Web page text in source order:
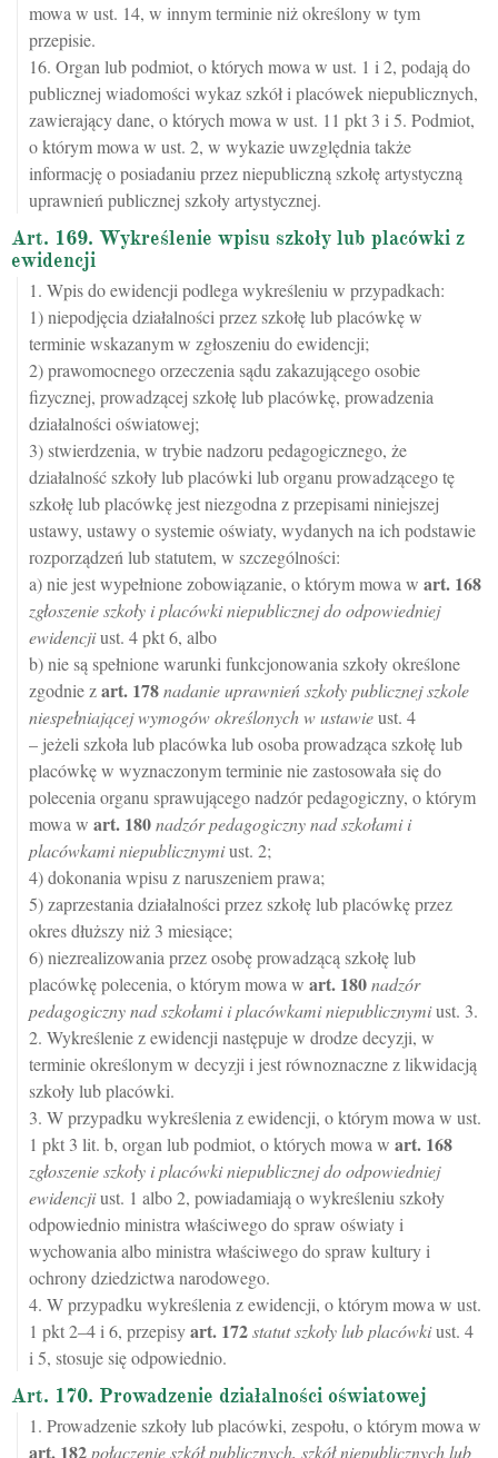
mowa w ust. 14, w innym terminie niż określony w tym
przepisie.
16. Organ lub podmiot, o których mowa w ust. 1 i 2, podają do
publicznej wiadomości wykaz szkół i placówek niepublicznych,
zawierający dane, o których mowa w ust. 11 pkt 3 i 5. Podmiot,
o którym mowa w ust. 2, w wykazie uwzględnia także
informację o posiadaniu przez niepubliczną szkołę artystyczną
uprawnień publicznej szkoły artystycznej.
Art. 169. Wykreślenie wpisu szkoły lub placówki z
ewidencji
1. Wpis do ewidencji podlega wykreśleniu w przypadkach:
1) niepodjęcia działalności przez szkołę lub placówkę w
terminie wskazanym w zgłoszeniu do ewidencji;
2) prawomocnego orzeczenia sądu zakazującego osobie
fizycznej, prowadzącej szkołę lub placówkę, prowadzenia
działalności oświatowej;
3) stwierdzenia, w trybie nadzoru pedagogicznego, że
działalność szkoły lub placówki lub organu prowadzącego tę
szkołę lub placówkę jest niezgodna z przepisami niniejszej
ustawy, ustawy o systemie oświaty, wydanych na ich podstawie
rozporządzeń lub statutem, w szczególności:
a) nie jest wypełnione zobowiązanie, o którym mowa w art. 168
zgłoszenie szkoły i placówki niepublicznej do odpowiedniej
ewidencjiust. 4 pkt 6, albo
b) nie są spełnione warunki funkcjonowania szkoły określone
zgodnie zart. 178nadanie uprawnień szkoły publicznej szkole
niespełniającej wymogów określonych w ustawieust. 4
– jeżeli szkoła lub placówka lub osoba prowadząca szkołę lub
placówkę w wyznaczonym terminie nie zastosowała się do
polecenia organu sprawującego nadzór pedagogiczny, o którym
mowa w art. 180nadzór pedagogiczny nad szkołami i
placówkami niepublicznymiust. 2;
4) dokonania wpisu z naruszeniem prawa;
5) zaprzestania działalności przez szkołę lub placówkę przez
okres dłuższy niż 3 miesiące;
6) niezrealizowania przez osobę prowadzącą szkołę lub
placówkę polecenia, o którym mowa w art. 180nadzór
pedagogiczny nad szkołami i placówkami niepublicznymiust. 3.
2. Wykreślenie z ewidencji następuje w drodze decyzji, w
terminie określonym w decyzji i jest równoznaczne z likwidacją
szkoły lub placówki.
3. W przypadku wykreślenia z ewidencji, o którym mowa w ust.
1 pkt 3 lit. b, organ lub podmiot, o których mowa w art. 168
zgłoszenie szkoły i placówki niepublicznej do odpowiedniej
ewidencjiust. 1 albo 2, powiadamiają o wykreśleniu szkoły
odpowiednio ministra właściwego do spraw oświaty i
wychowania albo ministra właściwego do spraw kultury i
ochrony dziedzictwa narodowego.
4. W przypadku wykreślenia z ewidencji, o którym mowa w ust.
1 pkt 2–4 i 6, przepisyart. 172statut szkoły lub placówkiust. 4
i 5, stosuje się odpowiednio.
Art. 170. Prowadzenie działalności oświatowej
1. Prowadzenie szkoły lub placówki, zespołu, o którym mowa w
art. 182połączenie szkół publicznych, szkół niepublicznych lub